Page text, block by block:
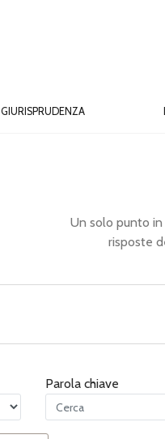
GIURISPRUDENZA
Un solo punto
risposte
Parola chiave